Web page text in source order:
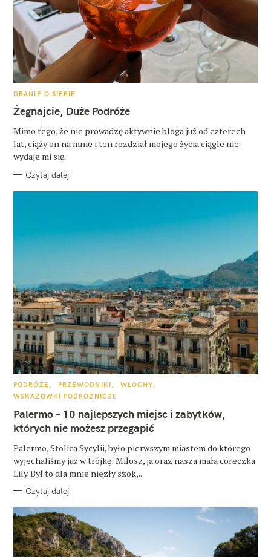
K
T
E
O
R
I
DBANIE O SIEBIE
Żegnajcie, Duże Podróże
Mimo tego, że nie prowadzę aktywnie bloga już od czterech
lat, ciąży on na mnie i ten rozdział mojego życia ciągle nie
wydaje mi się..
Czytaj dalej
K
T
G
O
R
PODRÓŻE PRZEWODNIKI
WŁOCHY
WSKAZÓWKI PODRÓŻNICZE
Palermo – 10 najlepszych miejsc i zabytków,
których nie możesz przegapić
Palermo, Stolica Sycylii, było pierwszym miastem do którego
wyjechaliśmy już w trójkę: Miłosz, ja oraz nasza mała córeczka
Lily. Był to dla mnie niezły szok,..
Czytaj dalej
W
y
s
u
k
a
j
: